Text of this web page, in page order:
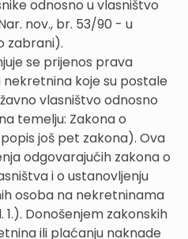
odnosno u vlasništvo
nov., br. 53/90 - u
zabrani).
se prijenos prava
koje su postale
vlasništvo odnosno
temelju: Zakona o
još pet zakona). Ova
odgovarajućih zakona o
i o ustanovljenju
osoba na nekretninama
Donošenjem zakonskih
ili plaćanju naknade